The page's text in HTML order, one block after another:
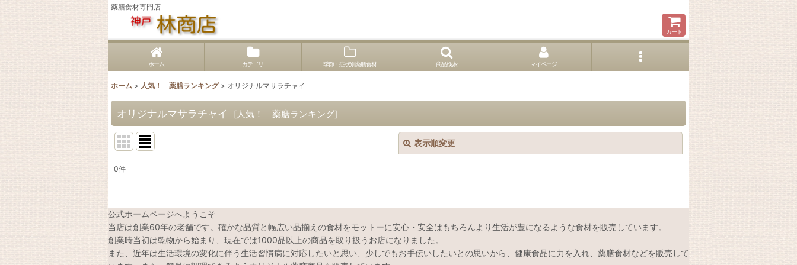
薬膳食材専門店
カート
ホーム カテゴリ 季節・症状別薬膳食材 商品検索 マイページ
ホーム > 人気！ 薬膳ランキング > オリジナルマサラチャイ
オリジナルマサラチャイ [人気！ 薬膳ランキング]
表示順変更
並び順:
絞り込む
0件
公式ホームページへようこそ
当店は創業60年の老舗です。確かな品質と幅広い品揃えの食材をモットーに安心・安全はもちろんより生活が豊になるような食材を販売しています。
創業時当初は乾物から始まり、現在では1000品以上の商品を取り扱うお店になりました。
また、近年は生活環境の変化に伴う生活習慣病に対応したいと思い、少しでもお手伝いしたいとの思いから、健康食品に力を入れ、薬膳食材などを販売して